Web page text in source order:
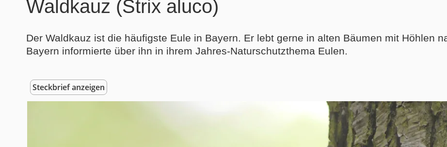
Waldkauz (Strix aluco)
Der Waldkauz ist die häufigste Eule in Bayern. Er lebt gerne in alten Bäumen mit Höhlen
Bayern informierte über ihn in ihrem Jahres-Naturschutzthema Eulen.
Steckbrief anzeigen